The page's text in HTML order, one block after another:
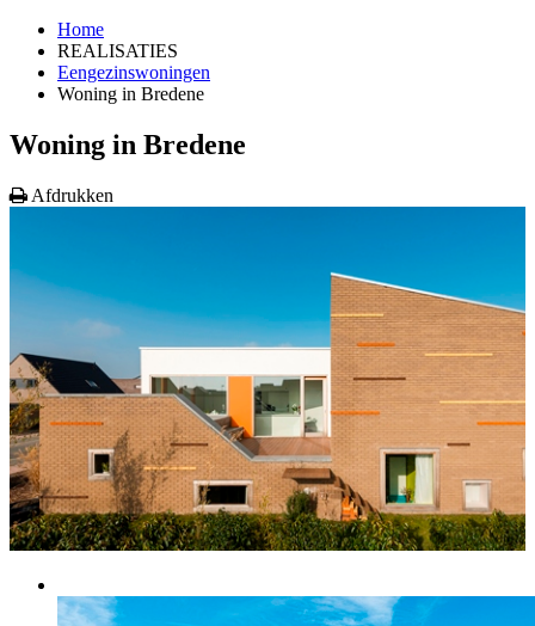
Home
REALISATIES
Eengezinswoningen
Woning in Bredene
Woning in Bredene
Afdrukken